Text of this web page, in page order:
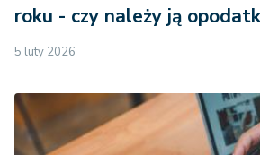
roku - czy należy ją
5 luty 2026